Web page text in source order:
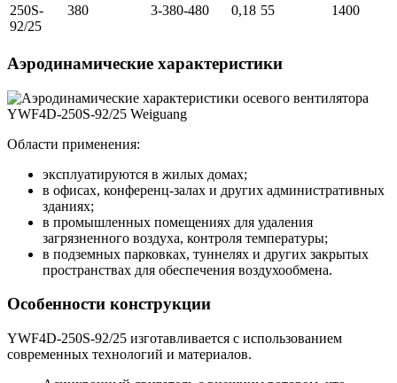
250S-
92/25
380 3-380-480 0,18 55 1400
Аэродинамические характеристики
Области применения:
эксплуатируются в жилых домах;
в офисах, конференц-залах и других административных
зданиях;
в промышленных помещениях для удаления
загрязненного воздуха, контроля температуры;
в подземных парковках, туннелях и других закрытых
пространствах для обеспечения воздухообмена.
Особенности конструкции
YWF4D-250S-92/25 изготавливается с использованием
современных технологий и материалов.